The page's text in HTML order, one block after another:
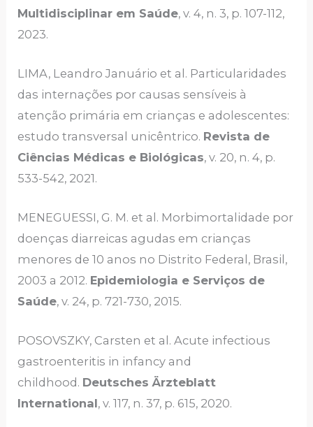
Multidisciplinar em Saúde, v. 4, n. 3, p. 107-112,
2023.
LIMA, Leandro Januário et al. Particularidades
das internações por causas sensíveis à
atenção primária em crianças e adolescentes:
estudo transversal unicêntrico. Revista de
Ciências Médicas e Biológicas, v. 20, n. 4, p.
533-542, 2021.
MENEGUESSI, G. M. et al. Morbimortalidade por
doenças diarreicas agudas em crianças
menores de 10 anos no Distrito Federal, Brasil,
2003 a 2012. Epidemiologia e Serviços de
Saúde, v. 24, p. 721-730, 2015.
POSOVSZKY, Carsten et al. Acute infectious
gastroenteritis in infancy and
childhood. Deutsches Ärzteblatt
International, v. 117, n. 37, p. 615, 2020.